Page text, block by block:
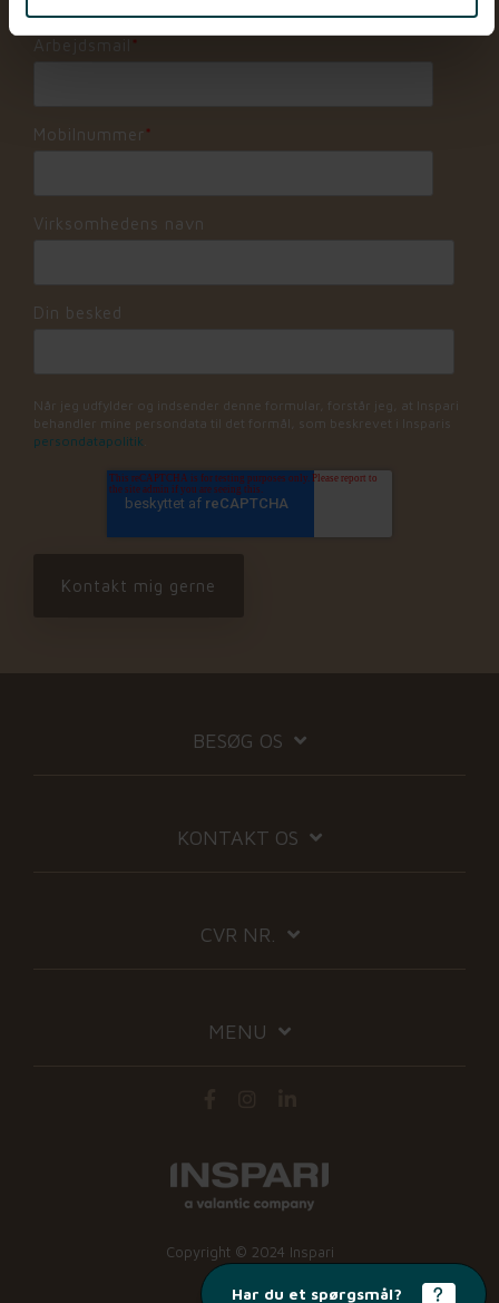
Arbejdsmail *
Mobilnummer *
Virksomhedens navn
Din besked
Når jeg udfylder og indsender denne formular, forstår jeg, at Inspari
behandler mine persondata til det formål, som beskrevet i Insparis
persondatapolitik
BESØG OS
KONTAKT OS
CVR NR.
MENU
Copyright © 2024 Inspari
Har du et spørgsmål?